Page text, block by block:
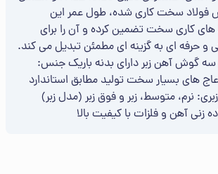
فولاد سخت ‌کاری ‌شده، طول عمر این
کاری سخت تضمین کرده و آن را برای
و حرفه ای به گزینه ای مطمئن تبدیل می کند.
گوش آهن زبر دارای بدنه باریک جنس:
های بسیار سخت تولید مطابق استاندارد
نرم، متوسط، زبر و فوق زبر (مدل زبر)
‌زنی آهن و فلزات با کیفیت بالا